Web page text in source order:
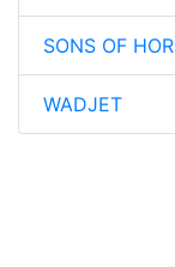
SONS OF
WADJET